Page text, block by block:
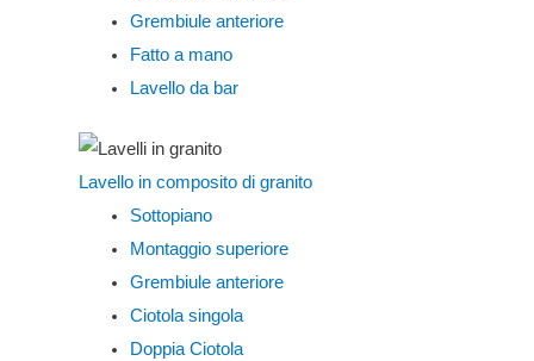
Grembiule anteriore
Fatto a mano
Lavello da bar
Lavello in composito di granito
Sottopiano
Montaggio superiore
Grembiule anteriore
Ciotola singola
Doppia Ciotola